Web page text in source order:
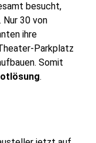
besucht,
. Nur 30 von
ihre
Parkplatz
Somit
.